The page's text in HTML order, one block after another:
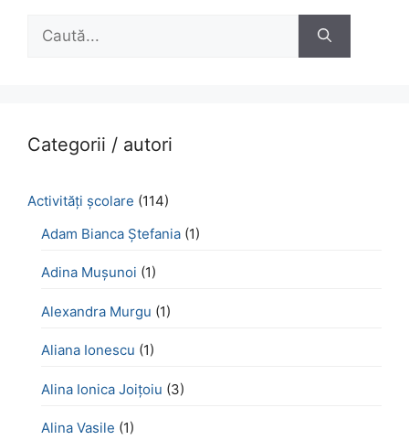
Caută
Categorii / autori
Activităţi şcolare (114)
Adam Bianca Ștefania (1)
Adina Mușunoi (1)
Alexandra Murgu (1)
Aliana Ionescu (1)
Alina Ionica Joițoiu (3)
Alina Vasile (1)